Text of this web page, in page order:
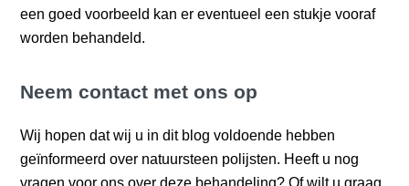
een goed voorbeeld kan er eventueel een stukje vooraf
worden behandeld.
Neem contact met ons op
Wij hopen dat wij u in dit blog voldoende hebben
geïnformeerd over natuursteen polijsten. Heeft u nog